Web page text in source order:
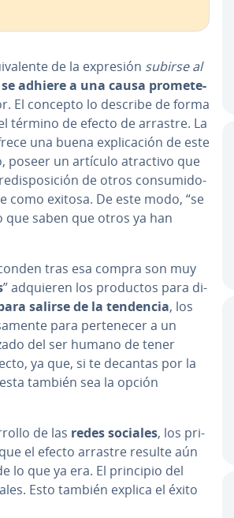
de la expresión subirse al
adhiere a una causa pro­me­te­
El concepto lo describe de forma
término de efecto de arrastre. La
una buena ex­pli­ca­ción de este
poseer un artículo atractivo que
de otros co­n­su­mi­do­
como exitosa. De este modo, “se
saben que otros ya han
tras esa compra son muy
” adquieren los productos para di­
salirse de la tendencia, los
para pe­r­te­ne­cer a un
del ser humano de tener
ya que, si te decantas por la
también sea la opción
de las redes sociales, los pri­
el efecto arrastre resulte aún
lo que ya era. El principio del
Esto también explica el éxito